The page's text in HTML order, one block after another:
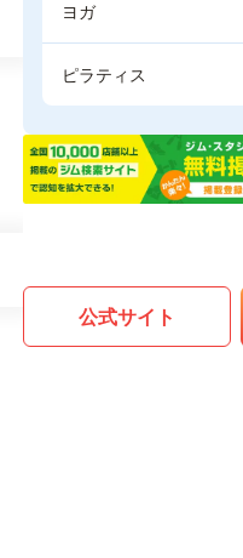
ヨガ
ピラティス
公式サイト